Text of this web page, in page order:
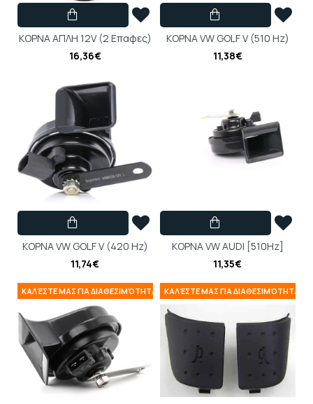
ΚΟΡΝΑ ΑΠΛΗ 12V (2 Eπαφες)
16,36€
ΚΟΡΝΑ VW GOLF V (510 Hz)
11,38€
ΚΟΡΝΑ VW GOLF V (420 Hz)
11,74€
ΚΟΡΝΑ VW AUDI [510Hz]
11,35€
ΚΑΛΈΣΤΕ ΜΑΣ ΓΙΑ ΔΙΑΘΕΣΙΜΌΤΗΤΑ ΚΑΛΈΣΤΕ ΜΑΣ ΓΙΑ ΔΙΑΘΕΣΙΜΌΤΗΤΑ